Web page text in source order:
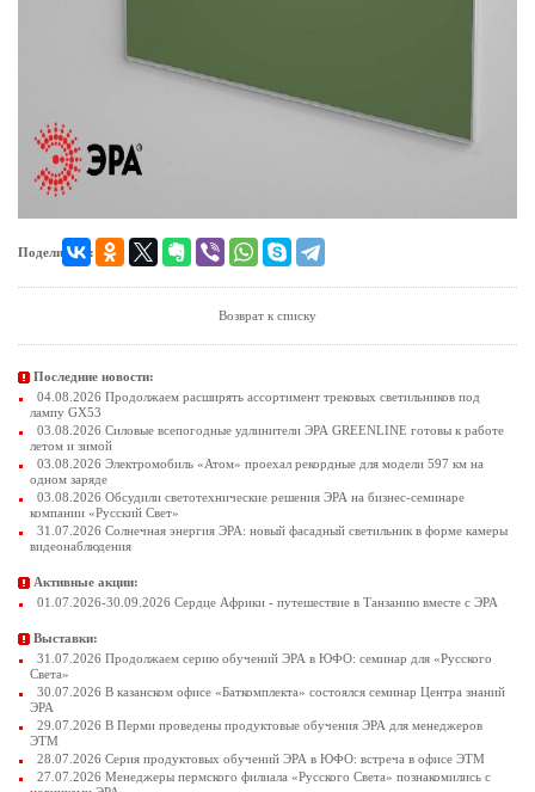
Поделиться:
Возврат к списку
Последние новости:
04.08.2026 Продолжаем расширять ассортимент трековых светильников под
лампу GX53
03.08.2026 Силовые всепогодные удлинители ЭРА GREENLINE готовы к работе
летом и зимой
03.08.2026 Электромобиль «Атом» проехал рекордные для модели 597 км на
одном заряде
03.08.2026 Обсудили светотехнические решения ЭРА на бизнес-семинаре
компании «Русский Свет»
31.07.2026 Солнечная энергия ЭРА: новый фасадный светильник в форме камеры
видеонаблюдения
Активные акции:
01.07.2026-30.09.2026 Сердце Африки - путешествие в Танзанию вместе с ЭРА
Выставки:
31.07.2026 Продолжаем серию обучений ЭРА в ЮФО: семинар для «Русского
Света»
30.07.2026 В казанском офисе «Баткомплекта» состоялся семинар Центра знаний
ЭРА
29.07.2026 В Перми проведены продуктовые обучения ЭРА для менеджеров
ЭТМ
28.07.2026 Серия продуктовых обучений ЭРА в ЮФО: встреча в офисе ЭТМ
27.07.2026 Менеджеры пермского филиала «Русского Света» познакомились с